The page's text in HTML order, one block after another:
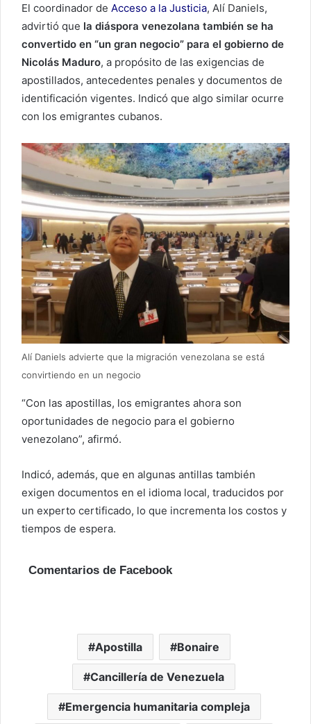
El coordinador de Acceso a la Justicia, Alí Daniels,
advirtió que la diáspora venezolana también se ha
convertido en “un gran negocio” para el gobierno de
Nicolás Maduro, a propósito de las exigencias de
apostillados, antecedentes penales y documentos de
identificación vigentes. Indicó que algo similar ocurre
con los emigrantes cubanos.
Alí Daniels advierte que la migración venezolana se está
convirtiendo en un negocio
“Con las apostillas, los emigrantes ahora son
oportunidades de negocio para el gobierno
venezolano”, afirmó.
Indicó, además, que en algunas antillas también
exigen documentos en el idioma local, traducidos por
un experto certificado, lo que incrementa los costos y
tiempos de espera.
Comentarios de Facebook
Apostilla Bonaire
Cancillería de Venezuela
Emergencia humanitaria compleja